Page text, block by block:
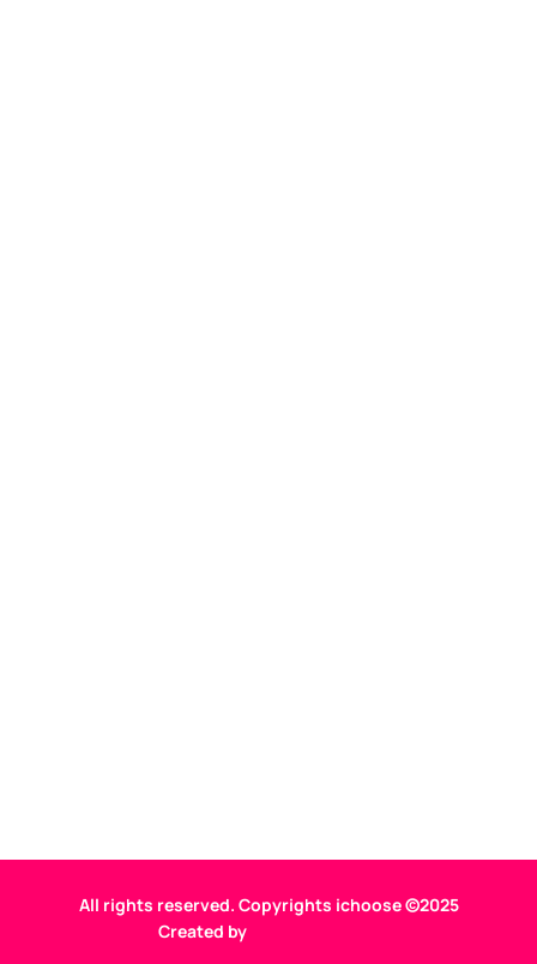
All rights reserved. Copyrights ichoose ©2025
Created by